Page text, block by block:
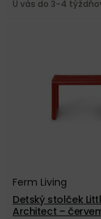
U vás do 3-4
Ferm Living
Detský stolček
Architect –